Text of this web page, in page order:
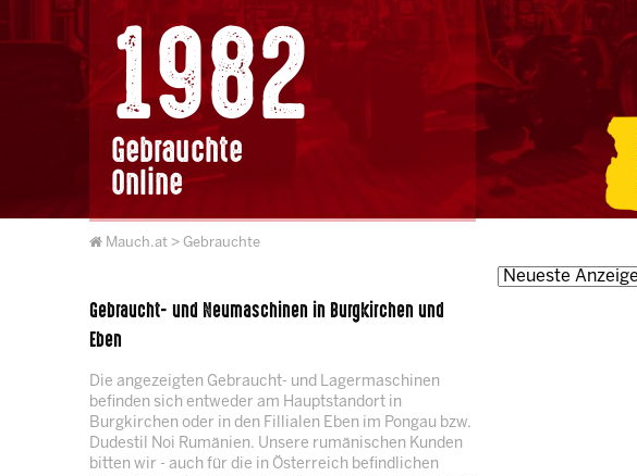
1982
Gebrauchte
Online
Mauch.at > Gebrauchte
Gebraucht- und Neumaschinen in Burgkirchen und
Eben
Die angezeigten Gebraucht- und Lagermaschinen
befinden sich entweder am Hauptstandort in
Burgkirchen oder in den Fillialen Eben im Pongau bzw.
Dudestil Noi Rumänien. Unsere rumänischen Kunden
bitten wir - auch für die in Österreich befindlichen